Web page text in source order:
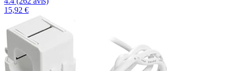
15,92 €